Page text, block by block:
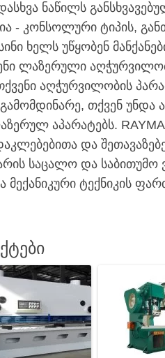
ნაწილს
- კონსოლური ტიპის,
ხელს უწყობენ
ლაზერული
თქვენი აღჭურვილობის
გამომდინარე, თქვენ
აპარატებს.
და
საცალო და
მექანიკური ტექნიკის